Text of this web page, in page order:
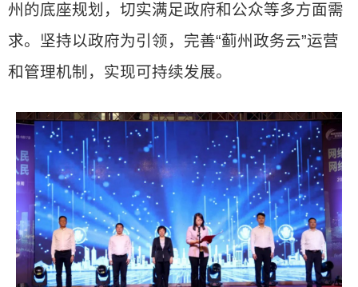
州的底座规划，切实满足政府和公众等多方面需
求。坚持以政府为引领，完善“蓟州政务云”运营
和管理机制，实现可持续发展。